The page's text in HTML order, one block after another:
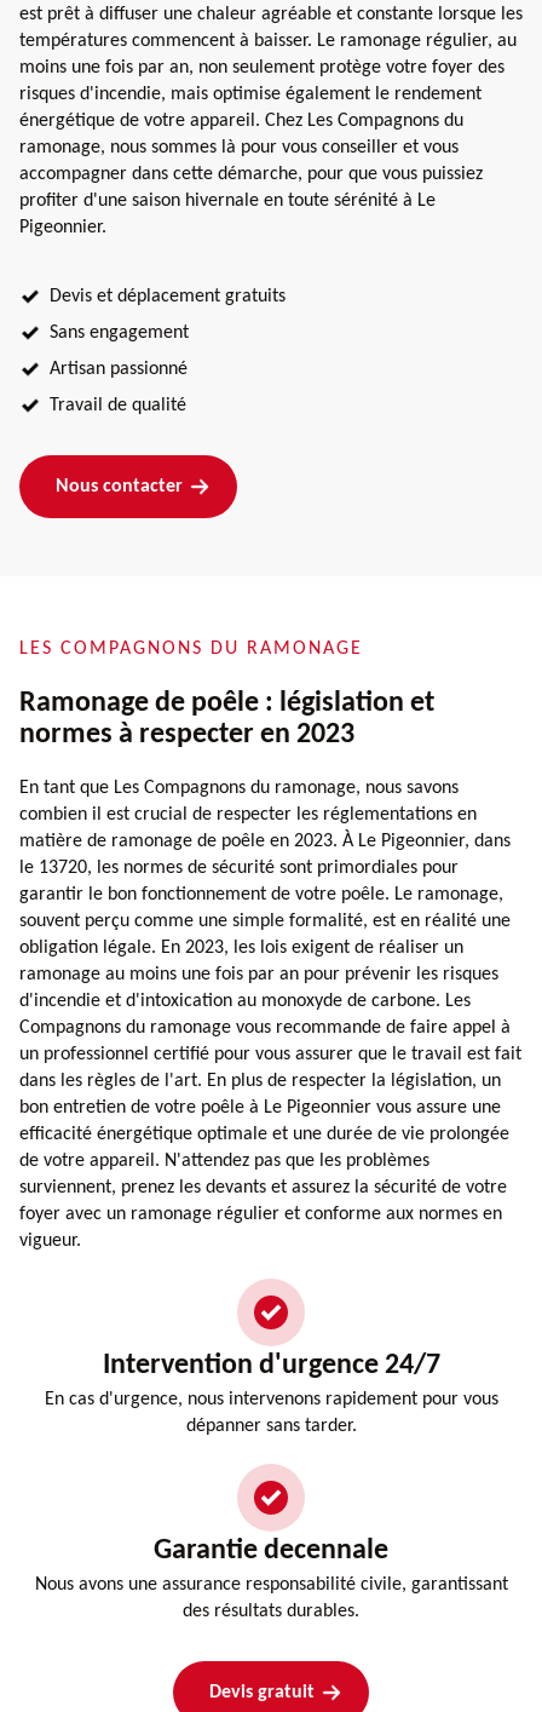
est prêt à diffuser une chaleur agréable et constante lorsque les
températures commencent à baisser. Le ramonage régulier, au
moins une fois par an, non seulement protège votre foyer des
risques d'incendie, mais optimise également le rendement
énergétique de votre appareil. Chez Les Compagnons du
ramonage, nous sommes là pour vous conseiller et vous
accompagner dans cette démarche, pour que vous puissiez
profiter d'une saison hivernale en toute sérénité à Le
Pigeonnier.
Devis et déplacement gratuits
Sans engagement
Artisan passionné
Travail de qualité
Nous contacter
LES COMPAGNONS DU RAMONAGE
Ramonage de poêle : législation et
normes à respecter en 2023
En tant que Les Compagnons du ramonage, nous savons
combien il est crucial de respecter les réglementations en
matière de ramonage de poêle en 2023. À Le Pigeonnier, dans
le 13720, les normes de sécurité sont primordiales pour
garantir le bon fonctionnement de votre poêle. Le ramonage,
souvent perçu comme une simple formalité, est en réalité une
obligation légale. En 2023, les lois exigent de réaliser un
ramonage au moins une fois par an pour prévenir les risques
d'incendie et d'intoxication au monoxyde de carbone. Les
Compagnons du ramonage vous recommande de faire appel à
un professionnel certifié pour vous assurer que le travail est fait
dans les règles de l'art. En plus de respecter la législation, un
bon entretien de votre poêle à Le Pigeonnier vous assure une
efficacité énergétique optimale et une durée de vie prolongée
de votre appareil. N'attendez pas que les problèmes
surviennent, prenez les devants et assurez la sécurité de votre
foyer avec un ramonage régulier et conforme aux normes en
vigueur.
Intervention d'urgence 24/7
En cas d'urgence, nous intervenons rapidement pour vous
dépanner sans tarder.
Garantie decennale
Nous avons une assurance responsabilité civile, garantissant
des résultats durables.
Devis gratuit